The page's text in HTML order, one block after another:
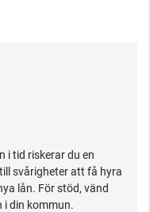
i tid riskerar du en
svårigheter att få hyra
lån. För stöd, vänd
i din kommun.